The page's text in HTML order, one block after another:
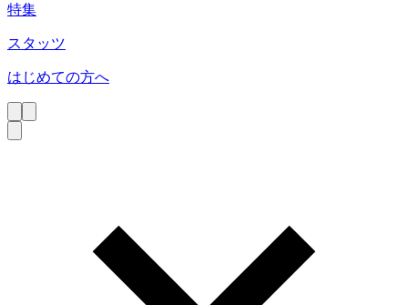
特集
スタッツ
はじめての方へ